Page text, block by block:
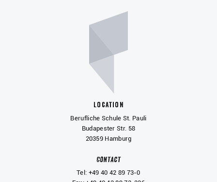
Location
Berufliche Schule St. Pauli
Budapester Str. 58
20359 Hamburg
Contact
Tel: +49 40 42 89 73-0